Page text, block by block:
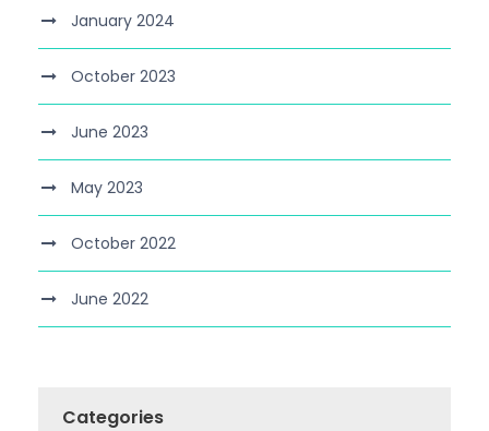
January 2024
October 2023
June 2023
May 2023
October 2022
June 2022
Categories